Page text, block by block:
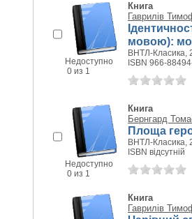
Недоступно
0 из 1
Книга
Гаврилів
мовою):
ВНТЛ-Класика,
ISBN 966-
Недоступно
0 из 1
Книга
Бернгард
Площа
ВНТЛ-Класика,
ISBN відсутній
Книга
Гаврилів